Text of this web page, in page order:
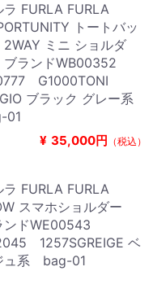
ラ FURLA FURLA
トートバッ
ミニ ショルダ
ランドWB00352
G1000TONI
ブラック グレー系
01
¥ 35,000円 （税込）
ラ FURLA FURLA
スマホショルダー
ンドWE00543
1257SGREIGE ベ
ュ系 bag-01